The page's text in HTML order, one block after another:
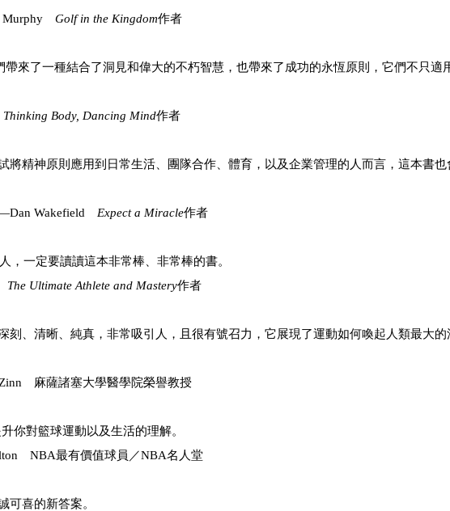
Golf in the Kingdom作者
帶來了一種結合了洞見和偉大的不朽智慧，也帶來了成功的永恆原則，它們不只適
Thinking Body, Dancing Mind作者
將精神原則應用到日常生活、團隊合作、體育，以及企業管理的人而言，這本書也
Expect a Miracle作者
，一定要讀讀這本非常棒、非常棒的書。
The Ultimate Athlete and Mastery作者
刻、清晰、純真，非常吸引人，且很有號召力，它展現了運動如何喚起人類最大的
學醫學院榮譽教授
你對籃球運動以及生活的理解。
球員／NBA名人堂
可喜的新答案。